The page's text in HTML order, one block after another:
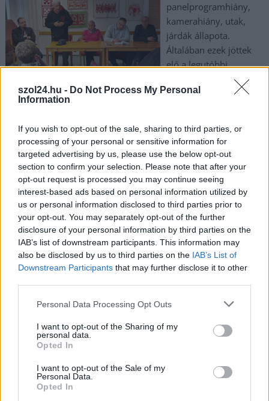
szol24.hu - Do Not Process My Personal
Information
If you wish to opt-out of the sale, sharing to third parties, or
processing of your personal or sensitive information for
targeted advertising by us, please use the below opt-out
section to confirm your selection. Please note that after your
opt-out request is processed you may continue seeing
interest-based ads based on personal information utilized by
us or personal information disclosed to third parties prior to
your opt-out. You may separately opt-out of the further
disclosure of your personal information by third parties on the
IAB’s list of downstream participants. This information may
also be disclosed by us to third parties on the IAB’s List of
Downstream Participants that may further disclose it to other
Please note that this website/app uses one or more Google
not limited to your visit or usage behaviour. You may click to
grant or deny consent to Google and its third-party tags to
use your data for below specified purposes in below Google
consent section.
Personal Data Processing Opt Outs
I want to opt-out of the Sharing of my
personal data.
Opted In
I want to opt-out of the Sale of my
Personal Data.
Opted In
panelprogramhiány,
kamerahiány, utak,
járdák állapota.
Általában ezek jöttek
elő a legutóbbi
ellenzéki lakossági
fórumon, amit
TOVÁBB OLVASOM
Szolnok berényi gábor,borda zoltán,füle istván, györfi mihály
lakossági fórum,széchenyi lakótelep ,Szolnok
Nehéz perceket élt át a polgármester, parázs
viták voltak a szolnoki közgyűlésben
2023.03.31. Tóth András
csütörtöki közgyűlés
végre odatette magát,
polgármesternek, aki
ismét országos
propagandát hozott helybe. Az ellenzékiek arra kérték, ne